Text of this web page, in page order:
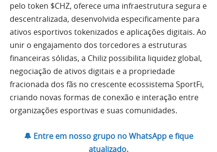
pelo token $CHZ, oferece uma infraestrutura segura e
descentralizada, desenvolvida especificamente para
ativos esportivos tokenizados e aplicações digitais. Ao
unir o engajamento dos torcedores a estruturas
financeiras sólidas, a Chiliz possibilita liquidez global,
negociação de ativos digitais e a propriedade
fracionada dos fãs no crescente ecossistema SportFi,
criando novas formas de conexão e interação entre
organizações esportivas e suas comunidades.
🔔 Entre em nosso grupo no WhatsApp e fique
atualizado.